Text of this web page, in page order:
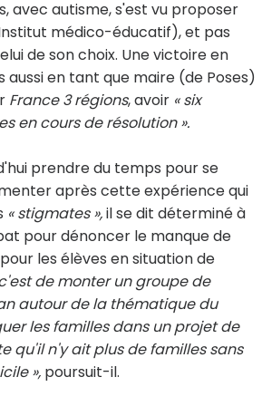
avec autisme, s'est vu proposer
médico-éducatif), et pas
de son choix. Une victoire en
aussi en tant que maire (de Poses)
France 3 régions, avoir « six
en cours de résolution ».
prendre du temps pour se
après cette expérience qui
« stigmates »,il se dit déterminé à
pour dénoncer le manque de
les élèves en situation de
c'est de monter un groupe de
autour de la thématique du
les familles dans un projet de
qu'il n'y ait plus de familles sans
», poursuit-il.